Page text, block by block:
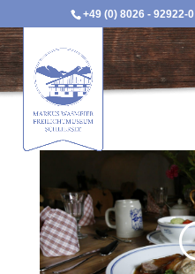
+49 (0) 8026 - 92922-0